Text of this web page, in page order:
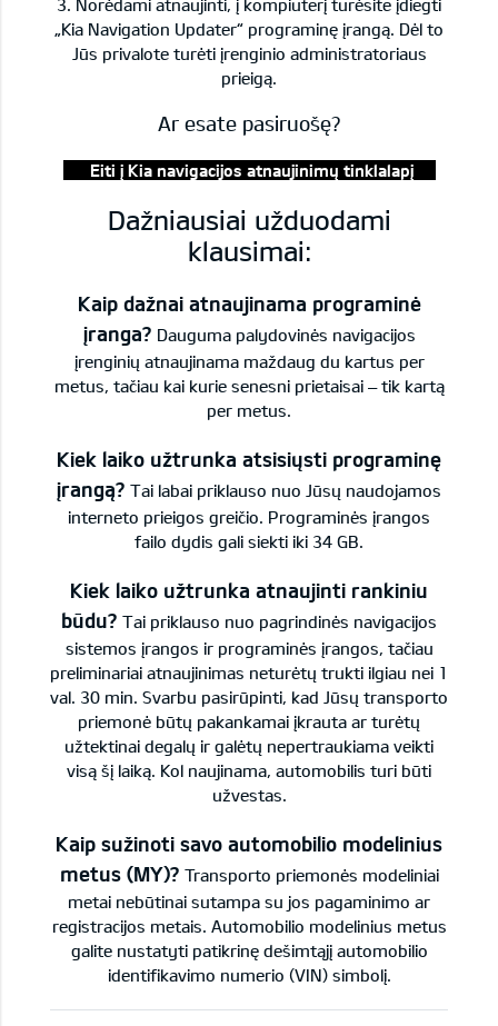
3. Norėdami atnaujinti, į kompiuterį turėsite įdiegti
„Kia Navigation Updater“ programinę įrangą. Dėl to
Jūs privalote turėti įrenginio administratoriaus
prieigą.
Ar esate pasiruošę?
Eiti į Kia navigacijos atnaujinimų tinklalapį
Dažniausiai užduodami
klausimai:
Kaip dažnai atnaujinama programinė
įranga? Dauguma palydovinės navigacijos
įrenginių atnaujinama maždaug du kartus per
metus, tačiau kai kurie senesni prietaisai – tik kartą
per metus.
Kiek laiko užtrunka atsisiųsti programinę
įrangą? Tai labai priklauso nuo Jūsų naudojamos
interneto prieigos greičio. Programinės įrangos
failo dydis gali siekti iki 34 GB.
Kiek laiko užtrunka atnaujinti rankiniu
būdu? Tai priklauso nuo pagrindinės navigacijos
sistemos įrangos ir programinės įrangos, tačiau
preliminariai atnaujinimas neturėtų trukti ilgiau nei 1
val. 30 min. Svarbu pasirūpinti, kad Jūsų transporto
priemonė būtų pakankamai įkrauta ar turėtų
užtektinai degalų ir galėtų nepertraukiama veikti
visą šį laiką. Kol naujinama, automobilis turi būti
užvestas.
Kaip sužinoti savo automobilio modelinius
metus (MY)? Transporto priemonės modeliniai
metai nebūtinai sutampa su jos pagaminimo ar
registracijos metais. Automobilio modelinius metus
galite nustatyti patikrinę dešimtąjį automobilio
identifikavimo numerio (VIN) simbolį.